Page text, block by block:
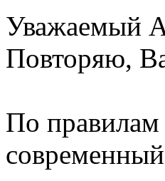
Уважаемый
Повторяю,
По правилам